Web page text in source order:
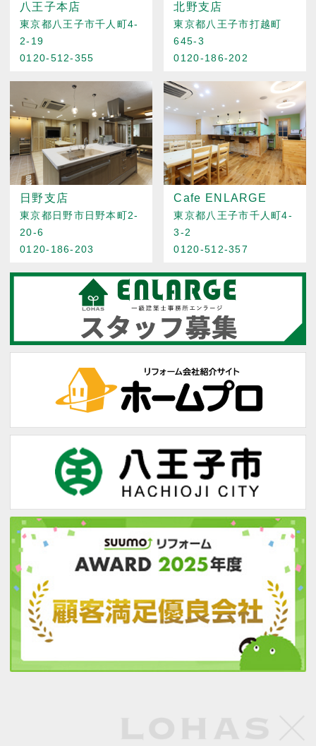
八王子本店
東京都八王子市千人町4-
2-19
0120-512-355
北野支店
東京都八王子市打越町
645-3
0120-186-202
日野支店
東京都日野市日野本町2-
20-6
0120-186-203
Cafe ENLARGE
東京都八王子市千人町4-
3-2
0120-512-357